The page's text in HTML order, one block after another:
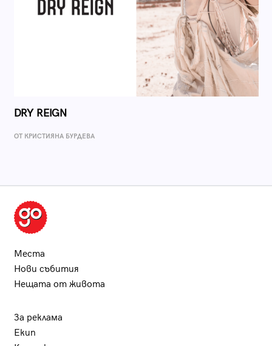
DRY REIGN
ОТ КРИСТИЯНА БУРДЕВА
Места
Нови събития
Нещата от живота
За реклама
Екип